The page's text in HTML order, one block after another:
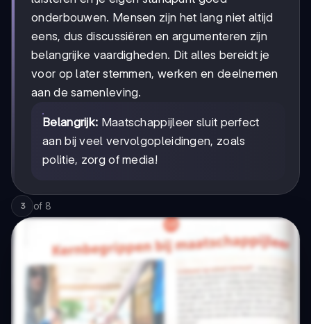
onderbouwen. Mensen zijn het lang niet altijd
eens, dus discussiëren en argumenteren zijn
belangrijke vaardigheden. Dit alles bereidt je
voor op later stemmen, werken en deelnemen
aan de samenleving.
Belangrijk: Maatschappijleer sluit perfect
aan bij veel vervolgopleidingen, zoals
politie, zorg of media!
3 of 8